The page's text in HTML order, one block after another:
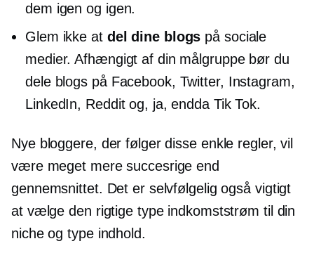
dem igen og igen.
Glem ikke at del dine blogs på sociale
medier. Afhængigt af din målgruppe bør du
dele blogs på Facebook, Twitter, Instagram,
LinkedIn, Reddit og, ja, endda Tik Tok.
Nye bloggere, der følger disse enkle regler, vil
være meget mere succesrige end
gennemsnittet. Det er selvfølgelig også vigtigt
at vælge den rigtige type indkomststrøm til din
niche og type indhold.